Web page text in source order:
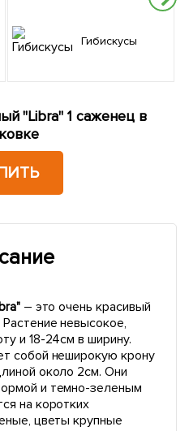
Гибискусы
"Libra" 1 саженец в
– это очень красивый
невысокое,
и 18-24см в ширину.
собой неширокую крону
около 2см. Они
и темно-зеленым
на коротких
цветы крупные